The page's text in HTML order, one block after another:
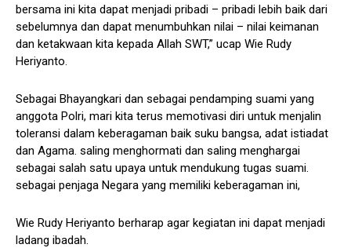
bersama ini kita dapat menjadi pribadi – pribadi lebih baik dari
sebelumnya dan dapat menumbuhkan nilai – nilai keimanan
dan ketakwaan kita kepada Allah SWT,” ucap Wie Rudy
Heriyanto.
Sebagai Bhayangkari dan sebagai pendamping suami yang
anggota Polri, mari kita terus memotivasi diri untuk menjalin
toleransi dalam keberagaman baik suku bangsa, adat istiadat
dan Agama. saling menghormati dan saling menghargai
sebagai salah satu upaya untuk mendukung tugas suami.
sebagai penjaga Negara yang memiliki keberagaman ini,
Wie Rudy Heriyanto berharap agar kegiatan ini dapat menjadi
ladang ibadah.